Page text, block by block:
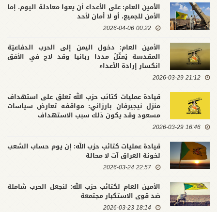
الأمين العام: على الأعداء أن يعوا معادلة اليوم، إما
الأمن للجميع، أو لا أمان لأحد
00:22 2026-04-06
الأمين العام: دخول اليمن إلى الحرب الدفاعيّة
المقدسة يُمثّلُ مددا ربانيا وقد لاح في الأفق
انكسار إرادة الأعداء
21:12 2026-03-29
قيادة عمليات كتائب حزب الله تعلق على استهداف
منزل نيجيرفان بارزاني: مواقفه تعارض سياسات
مسعود وقد يكون ذلك سبب الاستهداف
16:46 2026-03-29
قيادة عمليات كتائب حزب الله: إن يوم حساب الشعب
لخونة العراق آت لا محالة
22:57 2026-03-24
الأمين العام لكتائب حزب الله: لنجعل الحرب شاملة
ضد قوى الاستكبار مجتمعة
18:14 2026-03-23